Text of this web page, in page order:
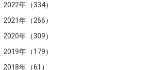
2022年（334）
2021年（266）
2020年（309）
2019年（179）
2018年（61）